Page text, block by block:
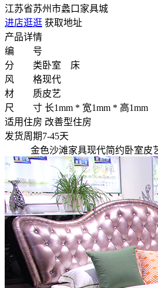
江苏省苏州市蠡口家具城
进店逛逛 获取地址
产品详情
编 号
分 类卧室 床
风 格现代
材 质皮艺
尺 寸 长1mm * 宽1mm * 高1mm
适用住房 改善型住房
发货周期7-45天
金色沙滩家具现代简约卧室皮